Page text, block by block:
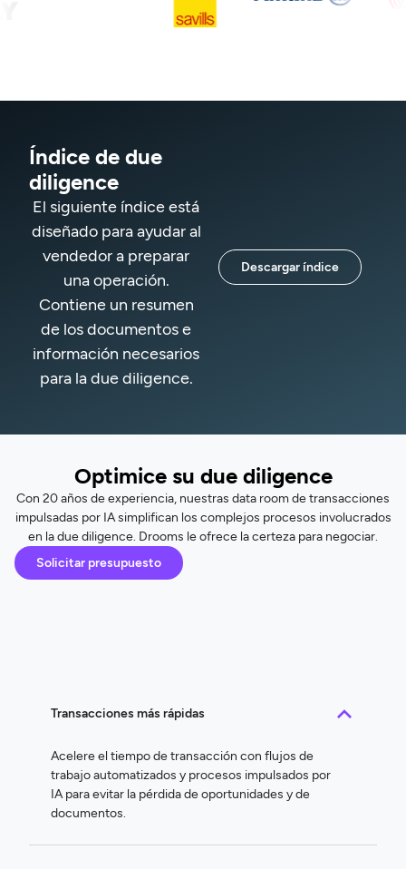
Índice de due
diligence
El siguiente índice está
diseñado para ayudar al
vendedor a preparar
una operación.
Contiene un resumen
de los documentos e
información necesarios
para la due diligence.
Descargar índice
Optimice su due diligence
Con 20 años de experiencia, nuestras data room de transacciones
impulsadas por IA simplifican los complejos procesos involucrados
en la due diligence. Drooms le ofrece la certeza para negociar.
Solicitar presupuesto
Transacciones más rápidas
Acelere el tiempo de transacción con flujos de
trabajo automatizados y procesos impulsados por
IA para evitar la pérdida de oportunidades y de
documentos.